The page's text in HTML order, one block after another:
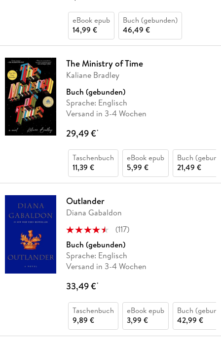
eBook epub
14,99 €
Buch (gebunden)
46,49 €
The Ministry of Time
Kaliane Bradley
Buch (gebunden)
Sprache: Englisch
Versand in 3-4 Wochen
29,49 €*
Taschenbuch
11,39 €
eBook epub
5,99 €
Buch
21,49 €
Outlander
Diana Gabaldon
(117)
Buch (gebunden)
Sprache: Englisch
Versand in 3-4 Wochen
33,49 €*
Taschenbuch
9,89 €
eBook epub
3,99 €
Buch
42,99 €